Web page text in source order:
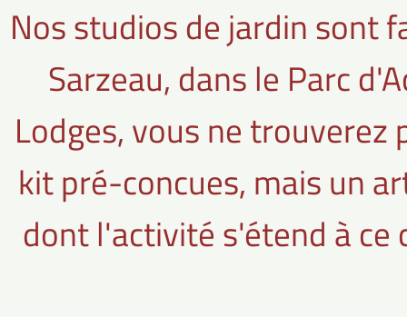
Nos studios de jardin sont
Sarzeau, dans le Parc
Lodges, vous ne
kit pré-concues, mais un
dont l'activité s'étend à